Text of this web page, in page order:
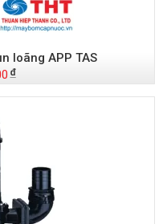
loãng APP TAS